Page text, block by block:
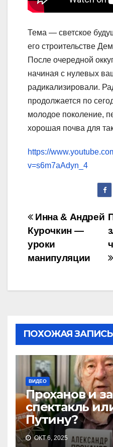
Тема — светское
его строительстве
После очередной
начиная с нулевых
радикализировали.
продолжается по
молодое поколение,
хорошая почва для
https://
v=s6m7aAdyn_4
по
записям
Инна & Андрей
Курочкин —
уроки
манипуляции
ПОХОЖАЯ ЗАПИСЬ
ВИДЕО
Проханов и
спектакль
Путину?
ОКТ 6, 2025